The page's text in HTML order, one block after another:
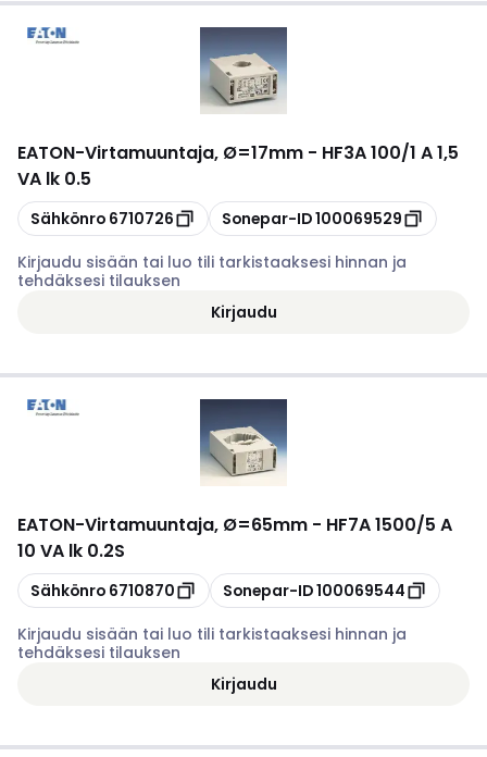
EATON-Virtamuuntaja, Ø=17mm - HF3A 100/1 A 1,5
VA lk 0.5
Kopioi
Sähkönro 6710726 Kopioi
Sonepar-ID100069529
Kirjaudu sisään tai luo tili tarkistaaksesi hinnan ja
tehdäksesi tilauksen
Kirjaudu
EATON-Virtamuuntaja, Ø=65mm - HF7A 1500/5 A
10 VA lk 0.2S
Kopioi
Sähkönro 6710870 Kopioi
Sonepar-ID100069544
Kirjaudu sisään tai luo tili tarkistaaksesi hinnan ja
tehdäksesi tilauksen
Kirjaudu